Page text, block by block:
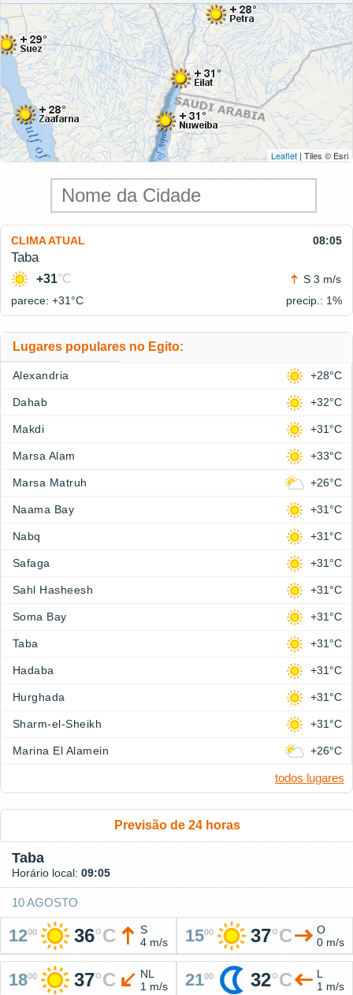
Leaflet | Tiles © Esri
CLIMA ATUAL 08:05
Taba
+31°C
S 3 m/s
parece: +31°C precip.: 1%
Lugares populares no Egito:
Alexandria +28°C
Dahab +32°C
Makdi +31°C
Marsa Alam +33°C
Marsa Matruh +26°C
Naama Bay +31°C
Nabq +31°C
Safaga +31°C
Sahl Hasheesh +31°C
Soma Bay +31°C
Taba +31°C
Hadaba +31°C
Hurghada +31°C
Sharm-el-Sheikh +31°C
Marina El Alamein +26°C
todos lugares
Previsão de 24 horas
Taba
Horário local: 09:05
10 AGOSTO
1200 36°C
S
4 m/s
1500 37°C
O
0 m/s
1800 37°C
NL
1 m/s
2100 32°C
L
1 m/s